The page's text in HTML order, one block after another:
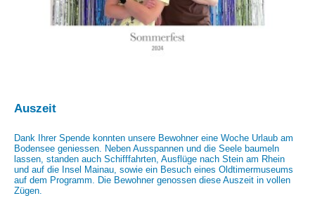
Auszeit
Dank Ihrer Spende konnten unsere Bewohner eine Woche Urlaub am
Bodensee geniessen. Neben Ausspannen und die Seele baumeln
lassen, standen auch Schifffahrten, Ausflüge nach Stein am Rhein
und auf die Insel Mainau, sowie ein Besuch eines Oldtimermuseums
auf dem Programm. Die Bewohner genossen diese Auszeit in vollen
Zügen.